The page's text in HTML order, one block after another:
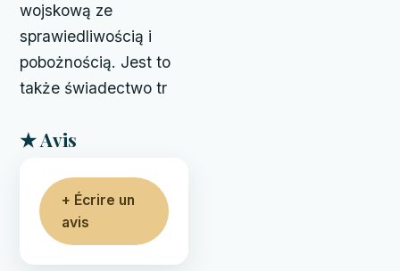
wojskową ze
sprawiedliwością i
pobożnością. Jest to
także świadectwo tr
★ Avis
+ Écrire un
avis